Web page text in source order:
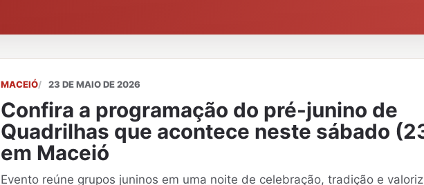
MACEIÓ 23 DE MAIO DE 2026
Confira a programação do pré-junino de
Quadrilhas que acontece neste sábado
em Maceió
Evento reúne grupos juninos em uma noite de celebração, tradição e